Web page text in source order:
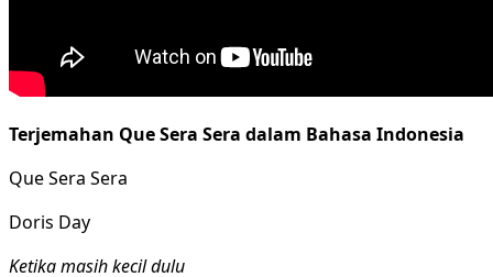
Terjemahan Que Sera Sera dalam Bahasa Indonesia
Que Sera Sera
Doris Day
Ketika masih kecil dulu